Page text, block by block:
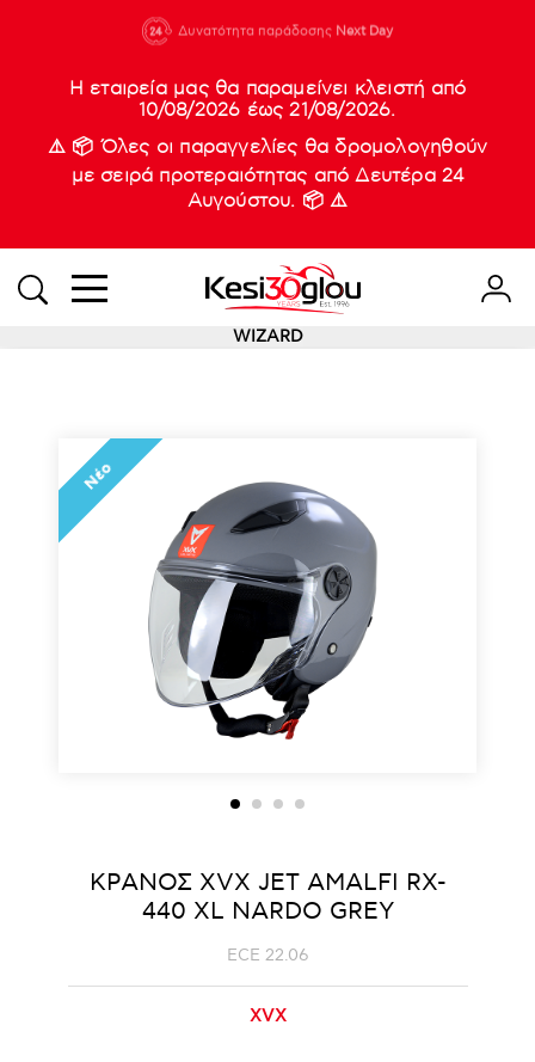
210 88 21
933
Δυνατότητα παράδοσης Next Day
Νέες
Η εταιρεία μας θα παραμείνει κλειστή από
10/08/2026 έως 21/08/2026.
⚠️ 📦 Όλες οι παραγγελίες θα δρομολογηθούν
με σειρά προτεραιότητας από Δευτέρα 24
Αυγούστου. 📦 ⚠️
WIZARD
Νέο
ΚΡΑΝΟΣ ΧVΧ JET AMALFI RX-
440 XL NARDO GREY
ECE 22.06
XVX